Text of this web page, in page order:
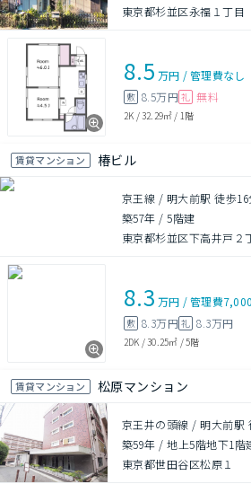
東京都杉並区永福１丁目
8.5 万円 /管理費なし
敷 8.5万円 礼 無料
2K /32.29㎡ / 1階
賃貸マンション 椿ビル
京王線 / 明大前駅 徒歩16
築57年 /5階建
東京都杉並区下高井戸２
8.3 万円 /管理費
敷 8.3万円礼 8.3万円
2DK /30.25㎡ /5階
賃貸マンション 松原マンション
京王井の頭線 / 明大前駅
築59年 /地上5階地下1階
東京都世田谷区松原１